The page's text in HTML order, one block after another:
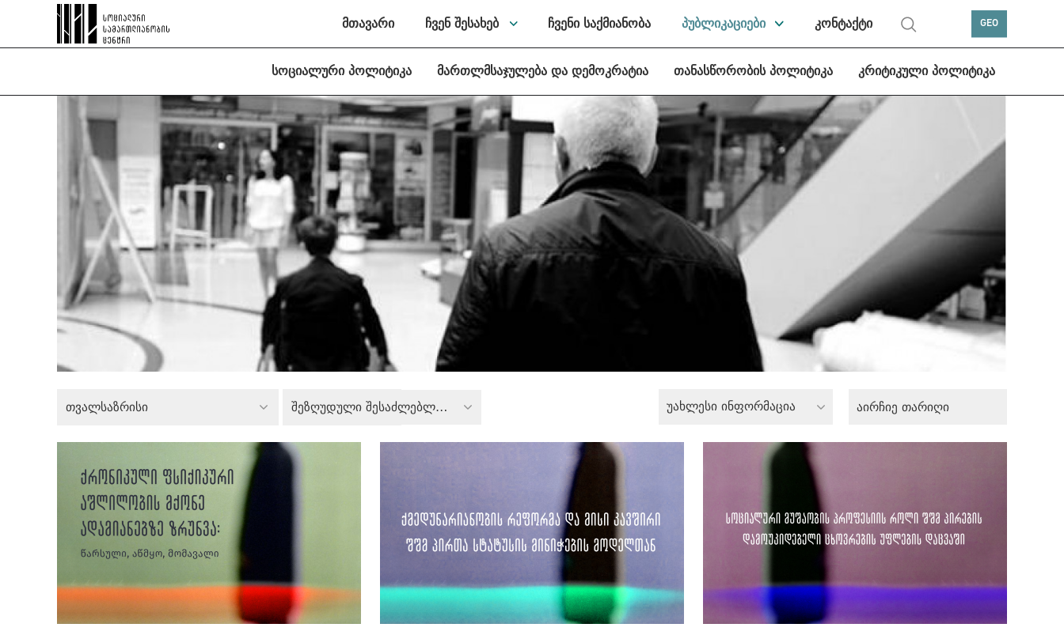
მთავარი ჩვენ შესახებ ჩვენი საქმიანობა პუბლიკაციები კონტაქტი GEO
სოციალური პოლიტიკა მართლმსაჯულება და დემოკრატია თანასწორობის პოლიტიკა კრიტიკული პოლიტიკა
თვალსაზრისი შეზღუდული შესაძლებლობის მქონე პირთა უფლებები უახლესი ინფორმაცია